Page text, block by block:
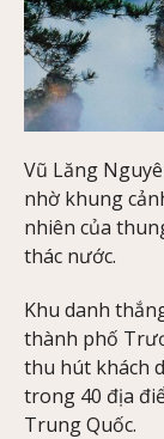
Vũ Lăng
nhờ khung
nhiên của
thác nước.
Khu danh
thành phố
thu hút khách
trong 40 địa
Trung Quốc.